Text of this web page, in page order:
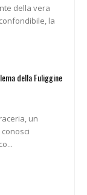
della vera
la
della Fuliggine
un
il nemico...